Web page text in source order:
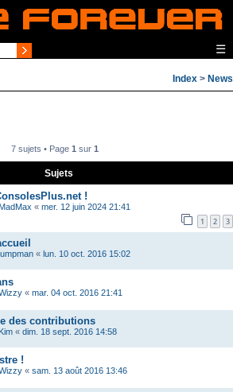
☰
Index > News
7 sujets • Page 1 sur 1
Sujets
!
MadMax « mer. 12 juin 2024 21:41
1 2 3
« lun. 10 oct. 2016 15:02
« mar. 04 oct. 2016 21:41
des contributions
Kim « dim. 18 sept. 2016 14:58
!
« sam. 13 août 2016 13:46